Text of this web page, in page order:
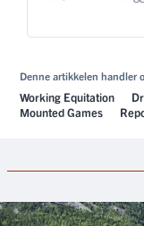
Denne artikkelen handler
Working Equitation
Mounted Games